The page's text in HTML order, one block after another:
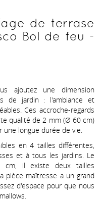
de terrase
Bol de feu -
ajoutez une dimension
de jardin : l'ambiance et
Ces accroche-regards
qualité de 2 mm (Ø 60 cm)
longue durée de vie.
en 4 tailles différentes,
et à tous les jardins. Le
il existe deux tailles
pièce maîtresse a un grand
d'espace pour que nous